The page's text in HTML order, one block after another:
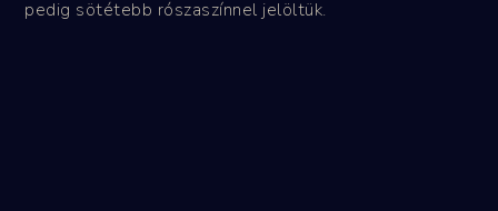
pedig sötétebb rószaszínnel jelöltük.